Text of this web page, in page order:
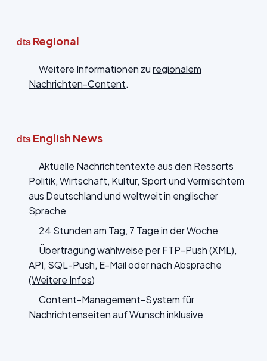
dts Regional
Weitere Informationen zuregionalem
Nachrichten-Content.
dts English News
Aktuelle Nachrichtentexte aus den Ressorts
Politik, Wirtschaft, Kultur, Sport und Vermischtem
aus Deutschland und weltweit in englischer
Sprache
24 Stunden am Tag, 7 Tage in der Woche
Übertragung wahlweise per FTP-Push (XML),
API, SQL-Push, E-Mail oder nach Absprache
(Weitere Infos)
Content-Management-System für
Nachrichtenseiten auf Wunsch inklusive